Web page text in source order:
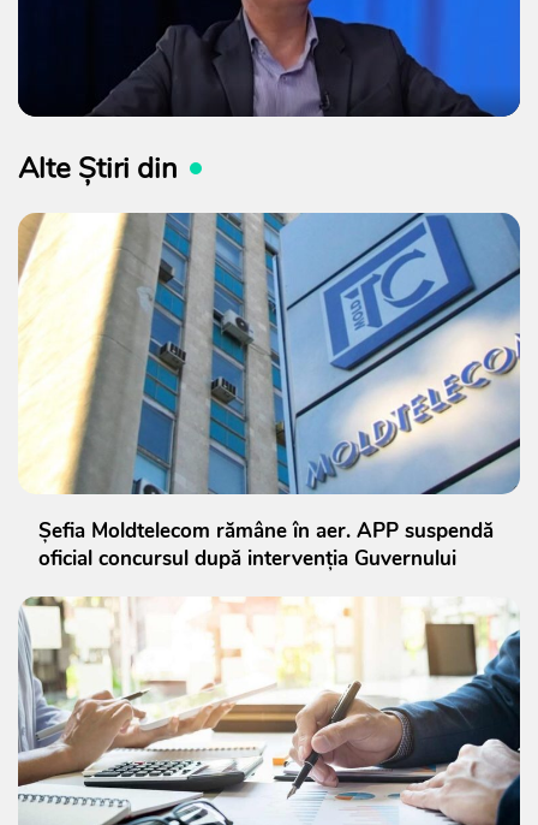
Alte Știri din
Șefia Moldtelecom rămâne în aer. APP suspendă
oficial concursul după intervenția Guvernului